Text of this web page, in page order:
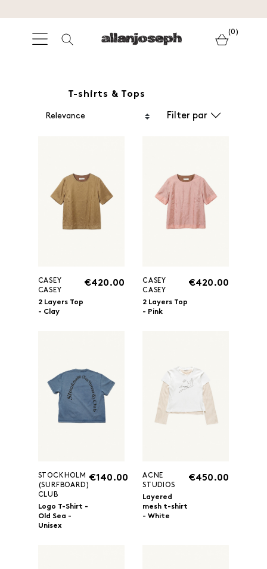
(0)
T-shirts & Tops
Filter par
CASEY
CASEY
2 Layers Top
- Clay
€420.00
CASEY
CASEY
2 Layers Top
- Pink
€420.00
STOCKHOLM
(SURFBOARD)
CLUB
Logo T-Shirt -
Old Sea -
Unisex
€140.00
ACNE
STUDIOS
Layered
mesh t-shirt
- White
€450.00